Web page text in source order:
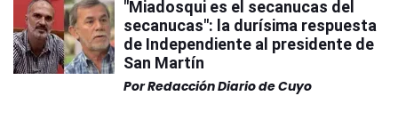
"Miadosqui es el secanucas del
secanucas": la durísima respuesta
de Independiente al presidente de
San Martín
PorRedacción Diario de Cuyo